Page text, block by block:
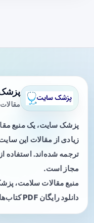
پزشک سایت، یک منبع
زیادی از مقالات این
ترجمه شده‌اند. استفاده
مجاز است.
منبع مقالات سلامت،
دانلود رایگان PDF کتاب‌های پزشکی.